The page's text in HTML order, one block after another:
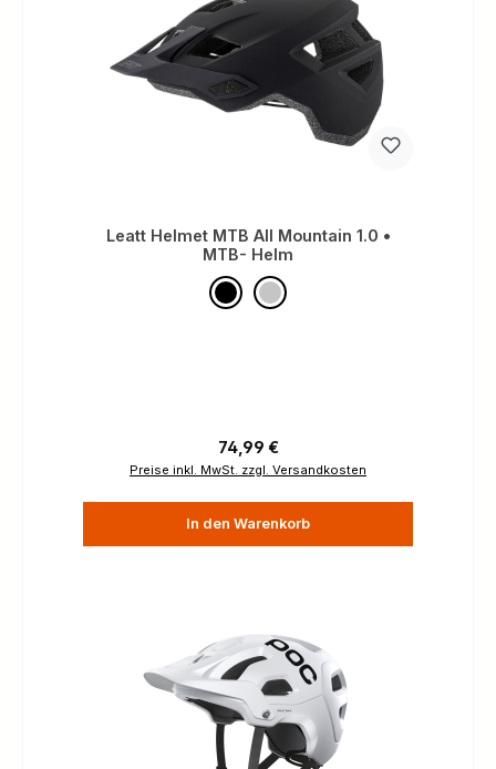
Leatt Helmet MTB All Mountain 1.0 •
MTB- Helm
Regulärer Preis:
74,99 €
Preise inkl. MwSt. zzgl. Versandkosten
In den Warenkorb